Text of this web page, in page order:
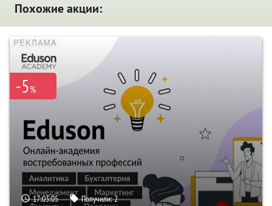
Похожие акции:
-5%
17:03:05 Получили:2